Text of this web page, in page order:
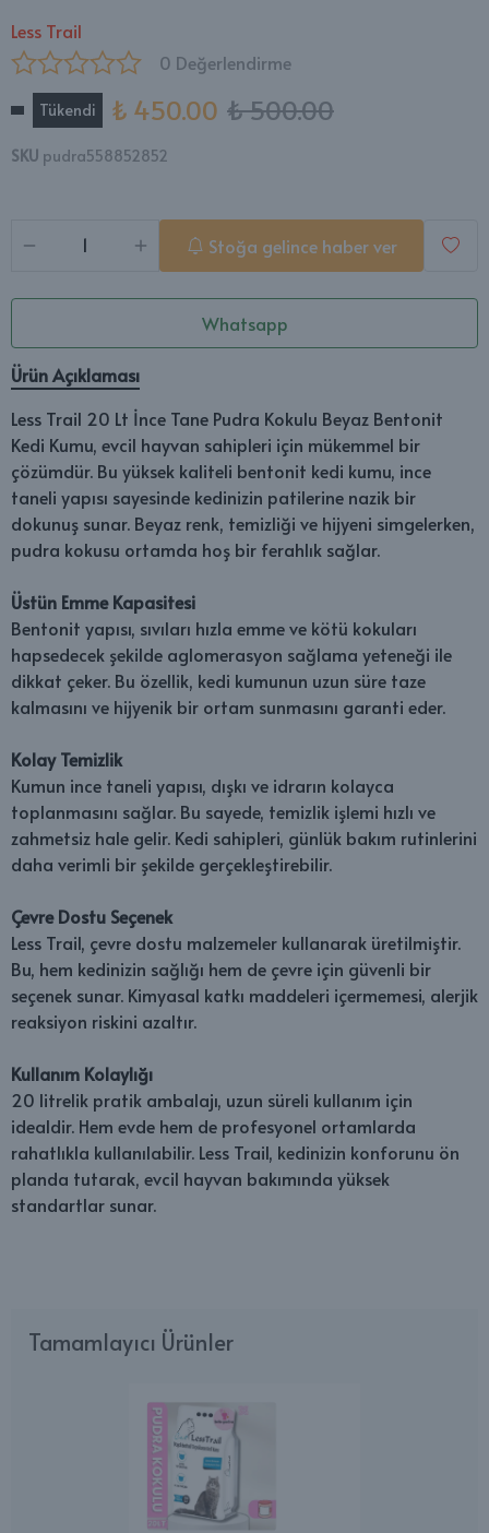
Less Trail
0 Değerlendirme
Tükendi ₺ 450.00 ₺ 500.00
SKU pudra558852852
Stoğa gelince haber ver
Whatsapp
Ürün Açıklaması
Less Trail 20 Lt İnce Tane Pudra Kokulu Beyaz Bentonit
Kedi Kumu, evcil hayvan sahipleri için mükemmel bir
çözümdür. Bu yüksek kaliteli bentonit kedi kumu, ince
taneli yapısı sayesinde kedinizin patilerine nazik bir
dokunuş sunar. Beyaz renk, temizliği ve hijyeni simgelerken,
pudra kokusu ortamda hoş bir ferahlık sağlar.
Üstün Emme Kapasitesi
Bentonit yapısı, sıvıları hızla emme ve kötü kokuları
hapsedecek şekilde aglomerasyon sağlama yeteneği ile
dikkat çeker. Bu özellik, kedi kumunun uzun süre taze
kalmasını ve hijyenik bir ortam sunmasını garanti eder.
Kolay Temizlik
Kumun ince taneli yapısı, dışkı ve idrarın kolayca
toplanmasını sağlar. Bu sayede, temizlik işlemi hızlı ve
zahmetsiz hale gelir. Kedi sahipleri, günlük bakım rutinlerini
daha verimli bir şekilde gerçekleştirebilir.
Çevre Dostu Seçenek
Less Trail, çevre dostu malzemeler kullanarak üretilmiştir.
Bu, hem kedinizin sağlığı hem de çevre için güvenli bir
seçenek sunar. Kimyasal katkı maddeleri içermemesi, alerjik
reaksiyon riskini azaltır.
Kullanım Kolaylığı
20 litrelik pratik ambalajı, uzun süreli kullanım için
idealdir. Hem evde hem de profesyonel ortamlarda
rahatlıkla kullanılabilir. Less Trail, kedinizin konforunu ön
planda tutarak, evcil hayvan bakımında yüksek
standartlar sunar.
Tamamlayıcı Ürünler